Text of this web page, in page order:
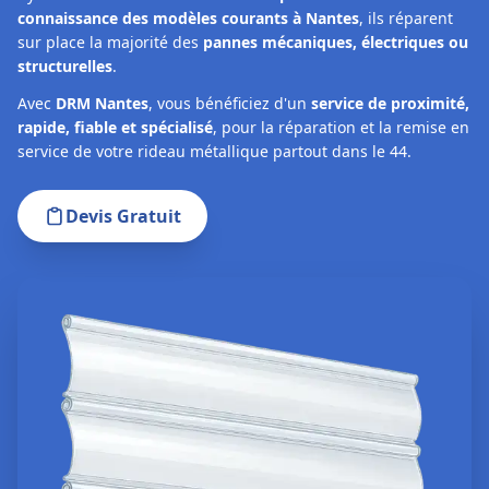
connaissance des modèles courants à Nantes, ils réparent
sur place la majorité des pannes mécaniques, électriques ou
structurelles.
Avec DRM Nantes, vous bénéficiez d'un service de proximité,
rapide, fiable et spécialisé, pour la réparation et la remise en
service de votre rideau métallique partout dans le 44.
Devis Gratuit